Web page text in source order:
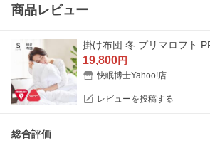
商品レビュー
19,800円
快眠博士Yahoo!店
レビューを投稿する
総合評価